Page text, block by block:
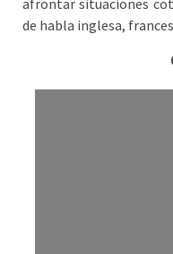
afrontar situaciones
de habla inglesa,